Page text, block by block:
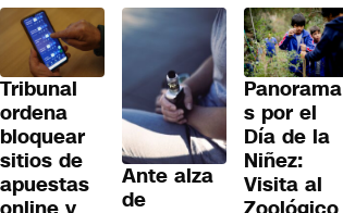
Tribunal
ordena
bloquear
sitios de
apuestas
Ante alza
de
Panorama
s por el
Día de la
Niñez:
Visita al